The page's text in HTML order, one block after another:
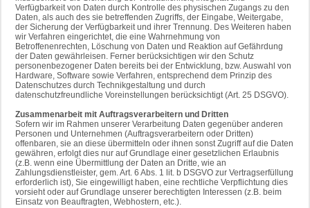
Verfügbarkeit von Daten durch Kontrolle des physischen Zugangs zu den
Daten, als auch des sie betreffenden Zugriffs, der Eingabe, Weitergabe,
der Sicherung der Verfügbarkeit und ihrer Trennung. Des Weiteren haben
wir Verfahren eingerichtet, die eine Wahrnehmung von
Betroffenenrechten, Löschung von Daten und Reaktion auf Gefährdung
der Daten gewährleisen. Ferner berücksichtigen wir den Schutz
personenbezogener Daten bereits bei der Entwicklung, bzw. Auswahl von
Hardware, Software sowie Verfahren, entsprechend dem Prinzip des
Datenschutzes durch Technikgestaltung und durch
datenschutzfreundliche Voreinstellungen berücksichtigt (Art. 25 DSGVO).
Zusammenarbeit mit Auftragsverarbeitern und Dritten
Sofern wir im Rahmen unserer Verarbeitung Daten gegenüber anderen
Personen und Unternehmen (Auftragsverarbeitern oder Dritten)
offenbaren, sie an diese übermitteln oder ihnen sonst Zugriff auf die Daten
gewähren, erfolgt dies nur auf Grundlage einer gesetzlichen Erlaubnis
(z.B. wenn eine Übermittlung der Daten an Dritte, wie an
Zahlungsdienstleister, gem. Art. 6 Abs. 1 lit. b DSGVO zur Vertragserfüllung
erforderlich ist), Sie eingewilligt haben, eine rechtliche Verpflichtung dies
vorsieht oder auf Grundlage unserer berechtigten Interessen (z.B. beim
Einsatz von Beauftragten, Webhostern, etc.).